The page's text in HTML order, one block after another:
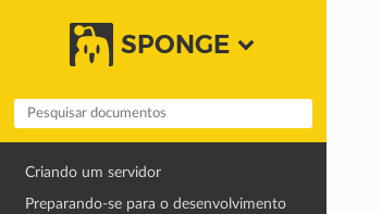
SPONGE
Criando um servidor
Preparando-se para o desenvolvimento